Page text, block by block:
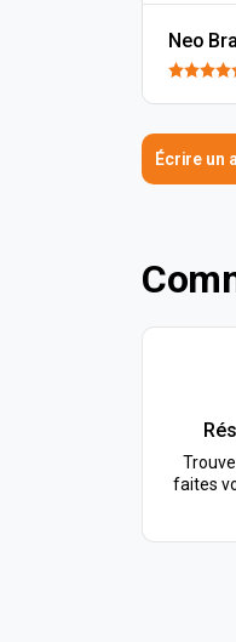
Neo
Écrire un
faites